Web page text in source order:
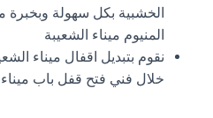
الخشبية بكل سهولة وبخبرة
المنيوم ميناء الشعيبة
نقوم بتبديل اقفال ميناء
خلال فني فتح قفل باب ميناء